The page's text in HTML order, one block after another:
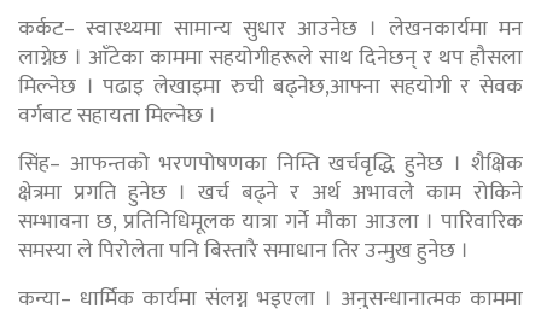
कर्कट– स्वास्थ्यमा सामान्य सुधार आउनेछ । लेखनकार्यमा मन
लाग्नेछ । आँटेका काममा सहयोगीहरूले साथ दिनेछन् र थप हौसला
मिल्नेछ । पढाइ लेखाइमा रुची बढ्नेछ,आफ्ना सहयोगी र सेवक
वर्गबाट सहायता मिल्नेछ ।
सिंह– आफन्तको भरणपोषणका निम्ति खर्चवृद्धि हुनेछ । शैक्षिक
क्षेत्रमा प्रगति हुनेछ । खर्च बढ्ने र अर्थ अभावले काम रोकिने
सम्भावना छ, प्रतिनिधिमूलक यात्रा गर्ने मौका आउला । पारिवारिक
समस्या ले पिरोलेता पनि बिस्तारै समाधान तिर उन्मुख हुनेछ ।
कन्या– धार्मिक कार्यमा संलग्न भइएला । अनुसन्धानात्मक काममा